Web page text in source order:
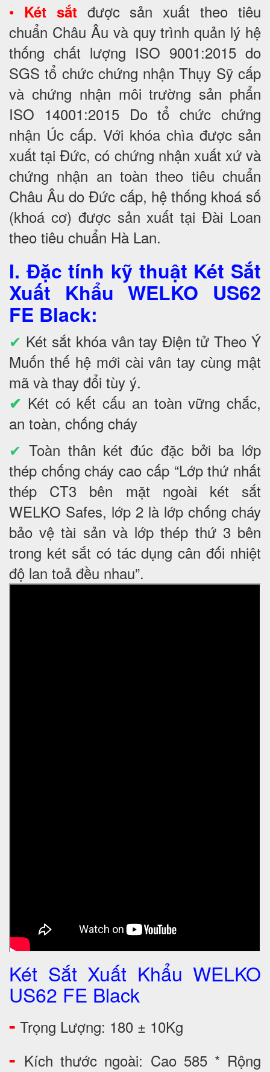
• Két sắtđược sản xuất theo tiêu
chuẩn Châu Âu và quy trình quản lý hệ
thống chất lượng ISO 9001:2015 do
SGS tổ chức chứng nhận Thụy Sỹ cấp
và chứng nhận môi trường sản phẩn
ISO 14001:2015 Do tổ chức chứng
nhận Úc cấp. Với khóa chìa được sản
xuất tại Đức, có chứng nhận xuất xứ và
chứng nhận an toàn theo tiêu chuẩn
Châu Âu do Đức cấp, hệ thống khoá số
(khoá cơ) được sản xuất tại Đài Loan
theo tiêu chuẩn Hà Lan.
I. Đặc tính kỹ thuật Két Sắt
Xuất Khẩu WELKO US62
FE Black:
✔ Két sắt khóa vân tay Điện tử Theo Ý
Muốn thế hệ mới cài vân tay cùng mật
mã và thay đổi tùy ý.
✔ Két có kết cấu an toàn vững chắc,
an toàn, chống cháy
✔ Toàn thân két đúc đặc bởi ba lớp
thép chống cháy cao cấp “Lớp thứ nhất
thép CT3 bên mặt ngoài két sắt
WELKO Safes, lớp 2 là lớp chống cháy
bảo vệ tài sản và lớp thép thứ 3 bên
trong két sắt có tác dụng cân đối nhiệt
độ lan toả đều nhau”.
Két Sắt Xuất Khẩu WELKO
US62 FE Black
- Trọng Lượng: 180 ± 10Kg
- Kích thước ngoài: Cao 585 * Rộng